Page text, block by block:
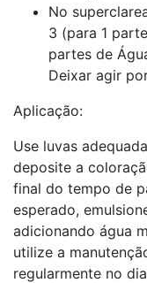
No
3 (para 1
partes de
Deixar agir
Aplicação:
Use luvas
deposite a
final do tempo de
esperado,
adicionando água
utilize a
regularmente no